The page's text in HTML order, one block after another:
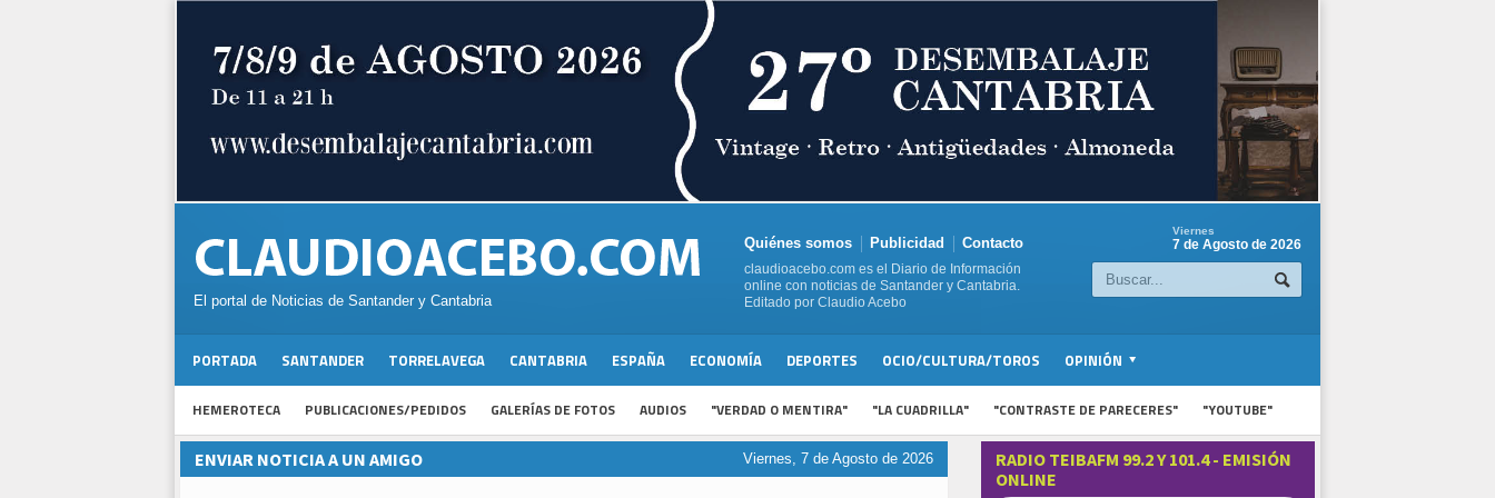
El portal de Noticias de Santander y Cantabria
Quiénes somos Publicidad Contacto
claudioacebo.com es el Diario de Información
online con noticias de Santander y Cantabria.
Editado por Claudio Acebo
Viernes
7 de Agosto de 2026
PORTADA SANTANDER TORRELAVEGA CANTABRIA ESPAÑA ECONOMÍA DEPORTES OCIO/CULTURA/TOROS OPINIÓN
HEMEROTECA PUBLICACIONES/PEDIDOS GALERÍAS DE FOTOS AUDIOS "VERDAD O MENTIRA" "LA CUADRILLA" "CONTRASTE DE PARECERES" "YOUTUBE"
Viernes, 7 de Agosto de 2026
ENVIAR NOTICIA A UN AMIGO
RADIO TEIBAFM 99.2 Y 101.4 - EMISIÓN
ONLINE